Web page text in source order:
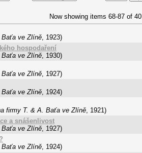
Now showing items 68-87 of
Baťa ve Zlíně, 1923)
hospodaření
Baťa ve Zlíně, 1930)
Baťa ve Zlíně, 1927)
Baťa ve Zlíně, 1924)
firmy T. & A. Baťa ve Zlíně, 1921)
a snášenlivost
Baťa ve Zlíně, 1927)
Baťa ve Zlíně, 1924)